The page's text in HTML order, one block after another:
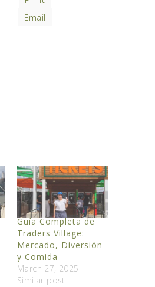
Email
Guía Completa de
Traders Village:
Mercado, Diversión
y Comida
March 27, 2025
Similar post